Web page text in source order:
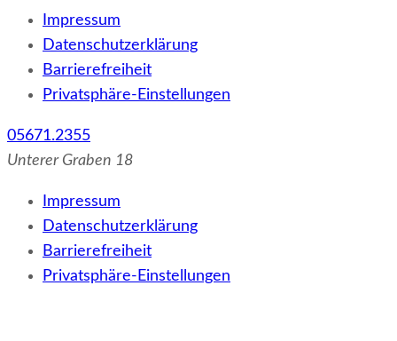
Impressum
Datenschutzerklärung
Barrierefreiheit
Privatsphäre-Einstellungen
05671.2355
Unterer Graben 18
Impressum
Datenschutzerklärung
Barrierefreiheit
Privatsphäre-Einstellungen